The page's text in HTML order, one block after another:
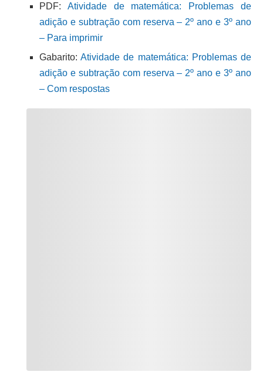
PDF: Atividade de matemática: Problemas de
adição e subtração com reserva – 2º ano e 3º ano
– Para imprimir
Gabarito:Atividade de matemática: Problemas de
adição e subtração com reserva – 2º ano e 3º ano
– Com respostas